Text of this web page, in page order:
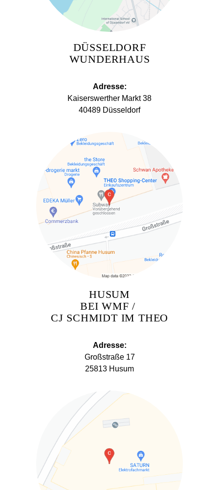
DÜSSELDORF
WUNDERHAUS
Adresse:
Kaiserswerther Markt 38
40489 Düsseldorf
HUSUM
BEI WMF /
CJ SCHMIDT IM THEO
Adresse:
Großstraße 17
25813 Husum